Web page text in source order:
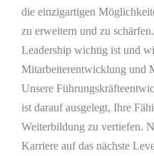
die einzigartigen
zu erweitern und zu
Leadership wichtig ist und
Mitarbeiterentwicklung und
Unsere
ist darauf ausgelegt, Ihre
Weiterbildung zu vertiefen.
Karriere auf das nächste